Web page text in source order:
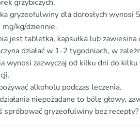
grzybiczych.
gryzeofulwiny dla dorosłych wynosi
kg/dziennie.
jest tabletka, kapsułka lub zawiesina
działać w 1-2 tygodniach, w
wynosi zazwyczaj od kilku dni do
alkoholu podczas leczenia.
niepożądane to bóle głowy,
spróbować gryzeofulwiny bez recepty?